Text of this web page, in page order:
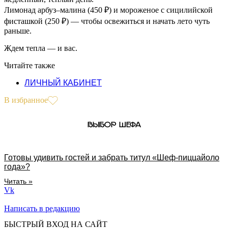
Лимонад арбуз–малина (450 ₽) и мороженое с сицилийской
фисташкой (250 ₽) — чтобы освежиться и начать лето чуть
раньше.
Ждем тепла — и вас.
Читайте также
ЛИЧНЫЙ КАБИНЕТ
В избранное
ВЫБОР ШЕФА
Готовы удивить гостей и забрать титул «Шеф-пиццайоло
года»?
Читать »
Vk
Написать в редакцию
БЫСТРЫЙ ВХОД НА САЙТ